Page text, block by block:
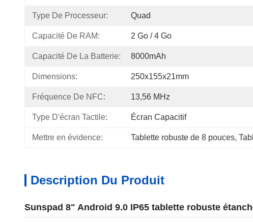
Type De Processeur: Quad
Capacité De RAM: 2 Go / 4 Go
Capacité De La Batterie: 8000mAh
Dimensions: 250x155x21mm
Fréquence De NFC: 13,56 MHz
Type D'écran Tactile: Écran Capacitif
Mettre en évidence: Tablette robuste de 8 pouces,
Description Du Produit
Sunspad 8" Android 9.0 IP65 tablette robuste